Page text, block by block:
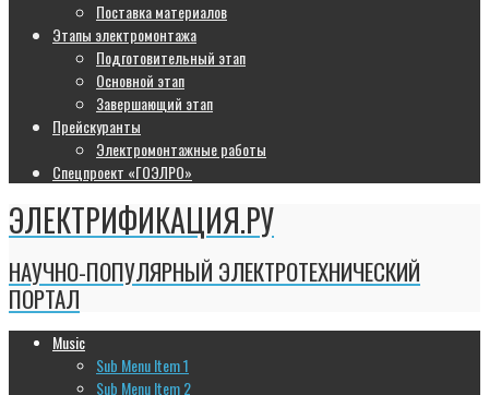
Поставка материалов
Этапы электромонтажа
Подготовительный этап
Основной этап
Завершающий этап
Прейскуранты
Электромонтажные работы
Спецпроект «ГОЭЛРО»
ЭЛЕКТРИФИКАЦИЯ.РУ
НАУЧНО-ПОПУЛЯРНЫЙ ЭЛЕКТРОТЕХНИЧЕСКИЙ
ПОРТАЛ
Music
Sub Menu Item 1
Sub Menu Item 2